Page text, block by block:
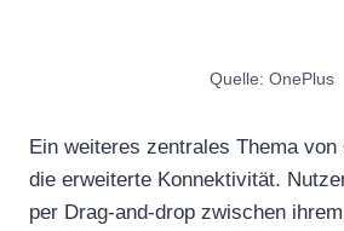
Quelle: OnePlus
Ein weiteres zentrales Thema
die erweiterte Konnektivität.
per Drag-and-drop zwischen